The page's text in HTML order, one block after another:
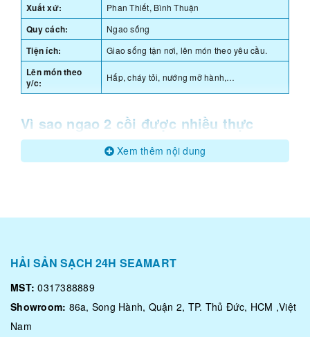
Xuất xứ: Phan Thiết, Bình Thuận
Quy cách: Ngao sống
Tiện ích: Giao sống tận nơi, lên món theo yêu cầu.
Lên món theo
y/c:
Hấp, cháy tỏi, nướng mỡ hành,…
Vì sao ngao 2 cồi được nhiều thực
khách ưa thích
- Ngao đánh bắt 100% từ tự nhiên. ngao 2 cồi sở hữu 2 cồi
- Ngao 2 cồi hấp sả, nướng mỡ hành rất hấp dẫn cho bữa
Xem thêm nội dung
HẢI SẢN SẠCH 24H SEAMART
MST: 0317388889
Showroom: 86a, Song Hành, Quận 2, TP. Thủ Đức, HCM ,Việt
Nam